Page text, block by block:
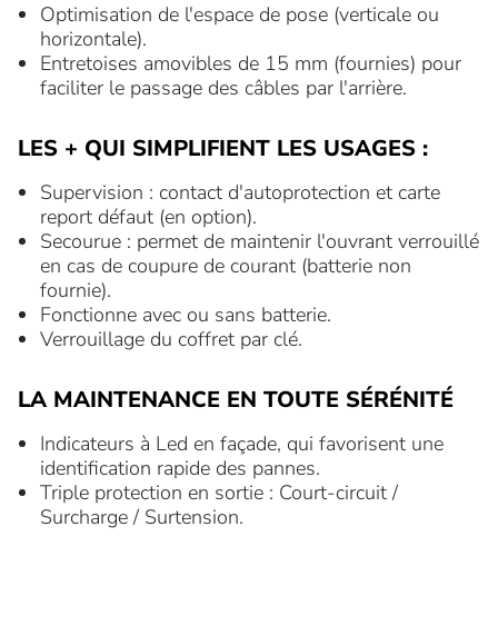
Optimisation de l'espace de pose (verticale ou
horizontale).
Entretoises amovibles de 15 mm (fournies) pour
faciliter le passage des câbles par l'arrière.
LES + QUI SIMPLIFIENT LES USAGES :
Supervision : contact d'autoprotection et carte
report défaut (en option).
Secourue : permet de maintenir l'ouvrant verrouillé
en cas de coupure de courant (batterie non
fournie).
Fonctionne avec ou sans batterie.
Verrouillage du coffret par clé.
LA MAINTENANCE EN TOUTE SÉRÉNITÉ
Indicateurs à Led en façade, qui favorisent une
identification rapide des pannes.
Triple protection en sortie : Court-circuit /
Surcharge / Surtension.